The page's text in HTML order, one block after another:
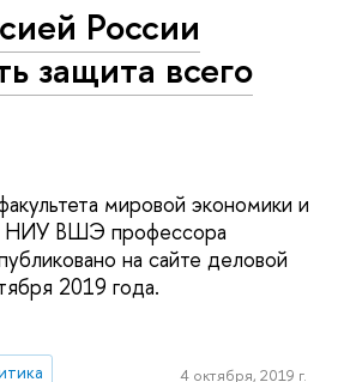
России
защита всего
мировой экономики и
НИУ ВШЭ профессора
на сайте деловой
2019 года.
4 октября, 2019 г.